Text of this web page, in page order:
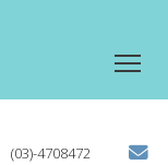
(03)-4708472